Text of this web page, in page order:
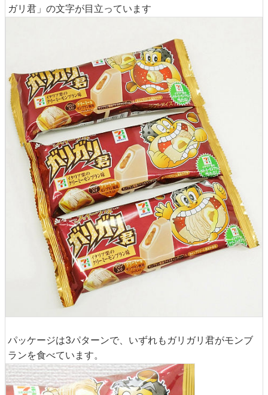
ガリ君」の文字が目立っています
パッケージは3パターンで、いずれもガリガリ君がモンブ
ランを食べています。